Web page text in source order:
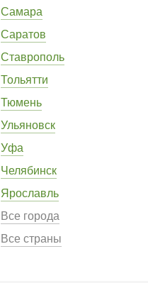
Самара
Саратов
Ставрополь
Тольятти
Тюмень
Ульяновск
Уфа
Челябинск
Ярославль
Все города
Все страны